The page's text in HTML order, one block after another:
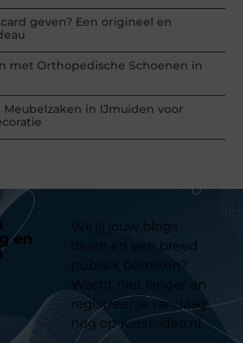
geven? Een origineel en
met Orthopedische Schoenen in
in IJmuiden voor
en
Wil jij jouw blogs
delen en een breed
publiek bereiken?
Wacht niet langer en
registreer je vandaag
nog op Kerst-idee.nl